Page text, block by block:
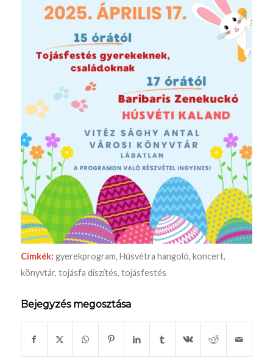
Címkék: gyerekprogram, Húsvétra hangoló, koncert,
könyvtár, tojásfa díszítés, tojásfestés
Bejegyzés megosztása